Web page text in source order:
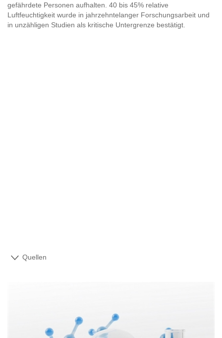
gefährdete Personen aufhalten. 40 bis 45% relative
Luftfeuchtigkeit wurde in jahrzehntelanger Forschungsarbeit und
in unzähligen Studien als kritische Untergrenze bestätigt.
Quellen